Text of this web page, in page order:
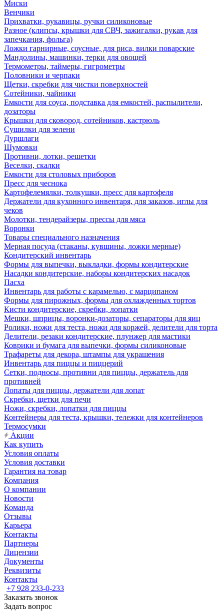
Миски
Венчики
Прихватки, рукавицы, ручки силиконовые
Разное (клипсы, крышки для СВЧ, зажигалки, рукав для
запечкания, фольга)
Ложки гарнирные, соусные, для риса, вилки поварские
Мандолины, машинки, терки для овощей
Термометры, таймеры, гигрометры
Половники и черпаки
Щетки, скребки для чистки поверхностей
Сотейники, чайники
Емкости для соуса, подставка для емкостей, распылители,
дозаторы
Крышки для сковород, сотейников, кастрюль
Сушилки для зелени
Дуршлаги
Шумовки
Противни, лотки, решетки
Веселки, скалки
Емкости для столовых приборов
Пресс для чеснока
Картофелемялки, толкушки, пресс для картофеля
Держатели для кухонного инвентаря, для заказов, иглы для
чеков
Молотки, тендерайзеры, прессы для мяса
Воронки
Товары специального назначения
Мерная посуда (стаканы, кувшины, ложки мерные)
Кондитерский инвентарь
Формы для выпечки, выкладки, формы кондитерские
Насадки кондитерские, наборы кондитерских насадок
Пасха
Инвентарь для работы с карамелью, с марципаном
Формы для пирожных, формы для охлажденных тортов
Кисти кондитерские, скребки, лопатки
Мешки, шприцы, воронки-дозаторы, сепараторы для яиц
Ролики, ножи для теста, ножи для коржей, делители для торта
Делители, резаки кондитерские, плунжер для мастики
Коврики и бумага для выпечки, формы силиконовые
Трафареты для декора, штампы для украшения
Инвентарь для пиццы и пиццерий
Сетки, подносы, противни для пиццы, держатель для
противней
Лопаты для пиццы, держатели для лопат
Скребки, щетки для печи
Ножи, скребки, лопатки для пиццы
Контейнеры для теста, крышки, тележки для контейнеров
Термосумки
Акции
Как купить
Условия оплаты
Условия доставки
Гарантия на товар
Компания
О компании
Новости
Команда
Отзывы
Карьера
Контакты
Партнеры
Лицензии
Документы
Реквизиты
Контакты
+7 928 233-0-233
Заказать звонок
Задать вопрос